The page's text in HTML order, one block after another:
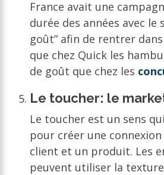
France avait une
durée des années avec le
goût” afin de rentrer
que chez Quick les
de goût que chez les
Le toucher: le
Le toucher est un sens
pour créer une
client et un produit. Les
peuvent utiliser la